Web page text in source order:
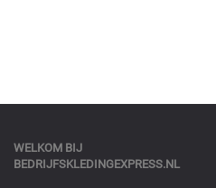
WELKOM BIJ
BEDRIJFSKLEDINGEXPRESS.NL